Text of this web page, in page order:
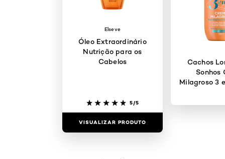
Elseve
Óleo Extraordinário
Nutrição para os
Cabelos
5/5
VISUALIZAR PRODUTO
Cachos
Sonhos
Milagroso 3